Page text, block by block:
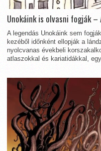
Unokáink is olvasni fogják
A legendás Unokáink sem
kezéből időnként ellopják a
nyolcvanas évekbeli
atlaszokkal és kariatidákkal,